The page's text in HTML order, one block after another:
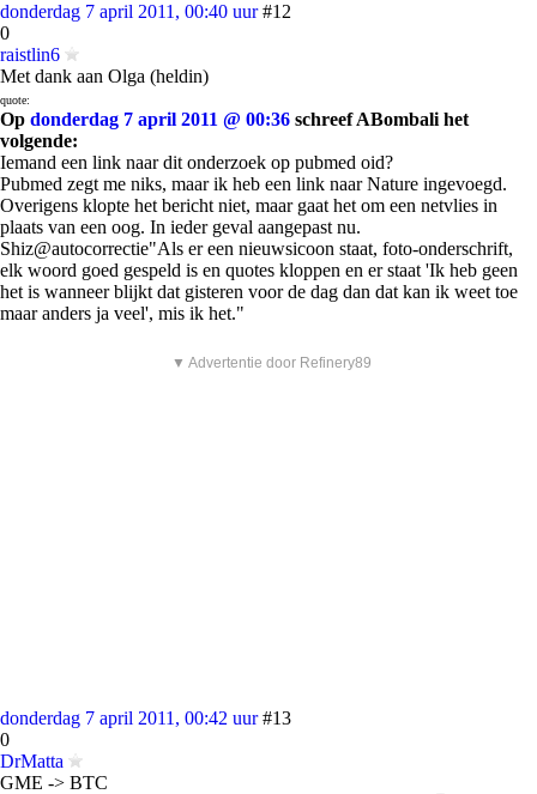
donderdag 7 april 2011, 00:40 uur #12
0
raistlin6
Met dank aan Olga (heldin)
quote:
Op donderdag 7 april 2011 @ 00:36 schreef ABombali het
volgende:
Iemand een link naar dit onderzoek op pubmed oid?
Pubmed zegt me niks, maar ik heb een link naar Nature ingevoegd.
Overigens klopte het bericht niet, maar gaat het om een netvlies in
plaats van een oog. In ieder geval aangepast nu.
Shiz@autocorrectie"Als er een nieuwsicoon staat, foto-onderschrift,
elk woord goed gespeld is en quotes kloppen en er staat 'Ik heb geen
het is wanneer blijkt dat gisteren voor de dag dan dat kan ik weet toe
maar anders ja veel', mis ik het."
▼ Advertentie door Refinery89
donderdag 7 april 2011, 00:42 uur #13
0
DrMatta
GME -> BTC